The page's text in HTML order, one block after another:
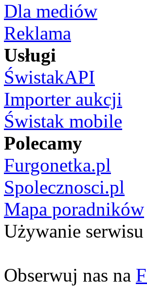
Dla mediów
Reklama
Usługi
ŚwistakAPI
Importer aukcji
Świstak mobile
Polecamy
Furgonetka.pl
Spolecznosci.pl
Mapa poradników
Używanie
Obserwuj nas na